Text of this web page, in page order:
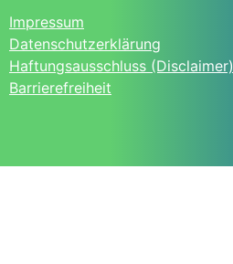
Impressum
Datenschutzerklärung
Haftungsausschluss (Disclaimer)
Barrierefreiheit